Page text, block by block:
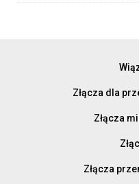
Złącza dla
Złącza
Złącza